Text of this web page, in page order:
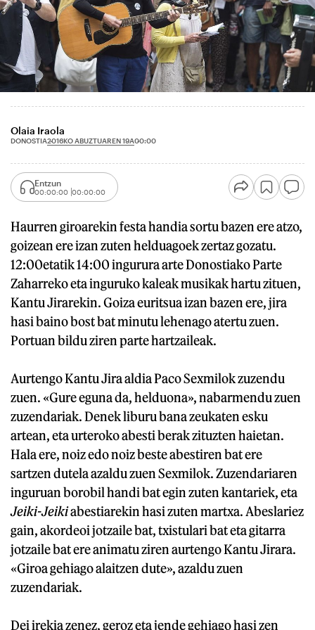
Olaia Iraola
DONOSTIA2016KO ABUZTUAREN 19A00:00
Entzun
00:00:00 00:00:00
Haurren giroarekin festa handia sortu bazen ere atzo,
goizean ere izan zuten helduagoek zertaz gozatu.
12:00etatik 14:00 ingurura arte Donostiako Parte
Zaharreko eta inguruko kaleak musikak hartu zituen,
Kantu Jirarekin. Goiza euritsua izan bazen ere, jira
hasi baino bost bat minutu lehenago atertu zuen.
Portuan bildu ziren parte hartzaileak.
Aurtengo Kantu Jira aldia Paco Sexmilok zuzendu
zuen. «Gure eguna da, helduona», nabarmendu zuen
zuzendariak. Denek liburu bana zeukaten esku
artean, eta urteroko abesti berak zituzten haietan.
Hala ere, noiz edo noiz beste abestiren bat ere
sartzen dutela azaldu zuen Sexmilok. Zuzendariaren
inguruan borobil handi bat egin zuten kantariek, eta
Jeiki-Jeikiabestiarekin hasi zuten martxa. Abeslariez
gain, akordeoi jotzaile bat, txistulari bat eta gitarra
jotzaile bat ere animatu ziren aurtengo Kantu Jirara.
«Giroa gehiago alaitzen dute», azaldu zuen
zuzendariak.
Dei irekia zenez, geroz eta jende gehiago hasi zen